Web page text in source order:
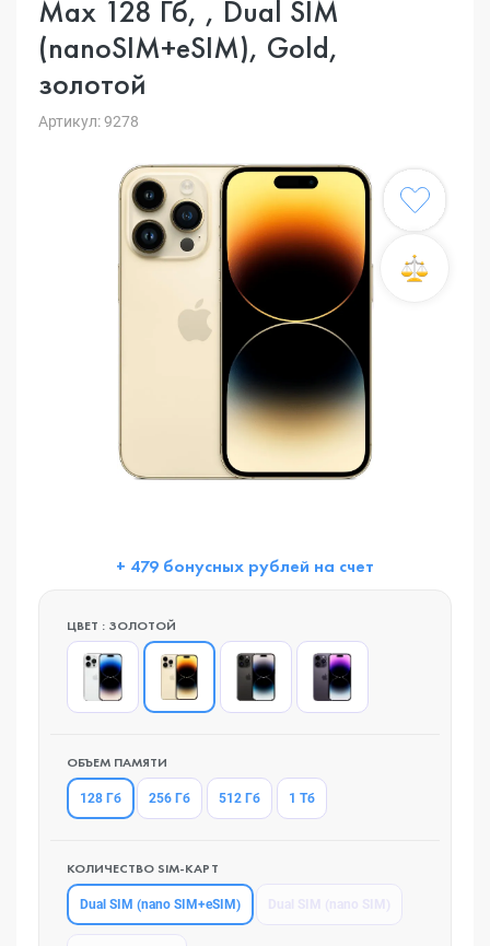
Max 128 Гб, , Dual SIM
(nanoSIM+eSIM), Gold,
золотой
Артикул: 9278
+ 479 бонусных рублей на счет
ЦВЕТ : ЗОЛОТОЙ
ОБЪЕМ ПАМЯТИ
128 Гб 256 Гб 512 Гб 1 Тб
КОЛИЧЕСТВО SIM-КАРТ
Dual SIM (nano SIM+eSIM)